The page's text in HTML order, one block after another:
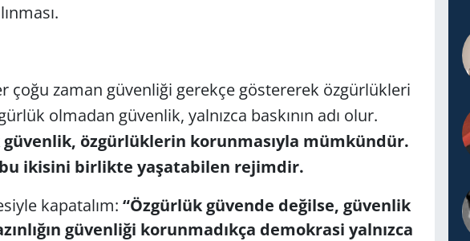
çoğu zaman güvenliği gerekçe göstererek özgürlükleri
olmadan güvenlik, yalnızca baskının adı olur.
güvenlik, özgürlüklerin korunmasıyla mümkündür.
ikisini birlikte yaşatabilen rejimdir.
kapatalım: “Özgürlük güvende değilse, güvenlik
güvenliği korunmadıkça demokrasi yalnızca